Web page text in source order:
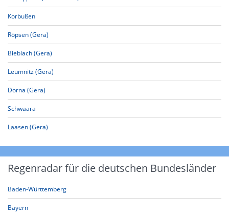
Korbußen
Röpsen (Gera)
Bieblach (Gera)
Leumnitz (Gera)
Dorna (Gera)
Schwaara
Laasen (Gera)
Regenradar für die deutschen Bundesländer
Baden-Württemberg
Bayern